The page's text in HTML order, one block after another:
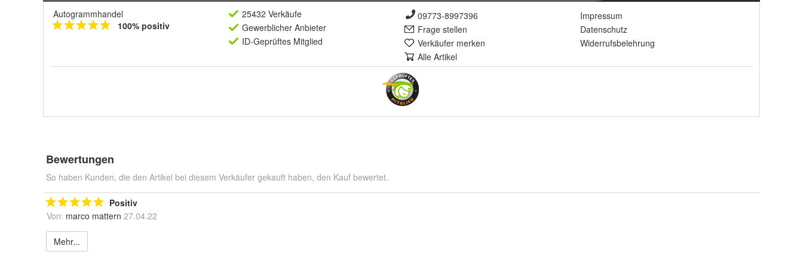
Autogrammhandel
100% positiv
25432 Verkäufe
Gewerblicher Anbieter
ID-Geprüftes Mitglied
09773-8997396
Frage stellen
Verkäufer merken
Alle Artikel
Impressum
Datenschutz
Widerrufsbelehrung
Bewertungen
So haben Kunden, die den Artikel bei diesem Verkäufer gekauft haben, den Kauf bewertet.
Positiv
Von: marco mattern 27.04.22
Mehr...